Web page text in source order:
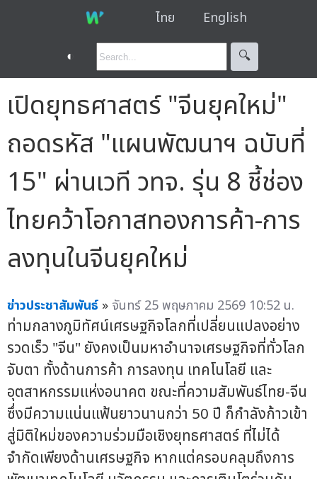
ไทย English
◐ 🔍︎
เปิดยุทธศาสตร์ "จีนยุคใหม่"
ถอดรหัส "แผนพัฒนาฯ ฉบับที่
15" ผ่านเวที วทจ. รุ่น 8 ชี้ช่อง
ไทยคว้าโอกาสทองการค้า-การ
ลงทุนในจีนยุคใหม่
ข่าวประชาสัมพันธ์ » จันทร์ 25 พฤษภาคม 2569 10:52 น.
ท่ามกลางภูมิทัศน์เศรษฐกิจโลกที่เปลี่ยนแปลงอย่าง
รวดเร็ว "จีน" ยังคงเป็นมหาอำนาจเศรษฐกิจที่ทั่วโลก
จับตา ทั้งด้านการค้า การลงทุน เทคโนโลยี และ
อุตสาหกรรมแห่งอนาคต ขณะที่ความสัมพันธ์ไทย-จีน
ซึ่งมีความแน่นแฟ้นยาวนานกว่า 50 ปี ก็กำลังก้าวเข้า
สู่มิติใหม่ของความร่วมมือเชิงยุทธศาสตร์ ที่ไม่ได้
จำกัดเพียงด้านเศรษฐกิจ หากแต่ครอบคลุมถึงการ